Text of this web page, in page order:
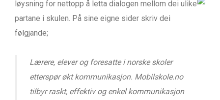
løysning for nettopp å letta dialogen mellom dei ulike
partane i skulen. På sine eigne sider skriv dei
følgjande;
Lærere, elever og foresatte i norske skoler
etterspør økt kommunikasjon. Mobilskole.no
tilbyr raskt, effektiv og enkel kommunikasjon